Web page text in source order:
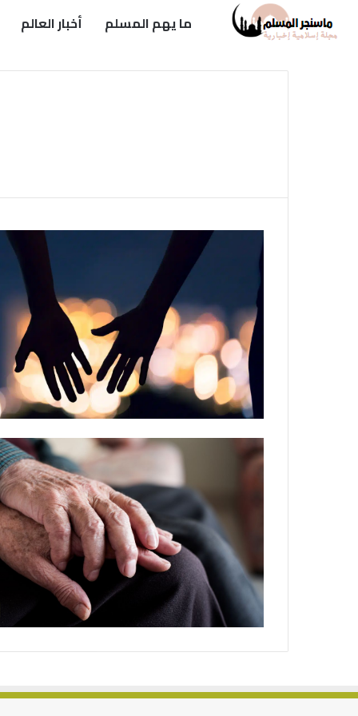
ما يهم المسلم أخبار العالم